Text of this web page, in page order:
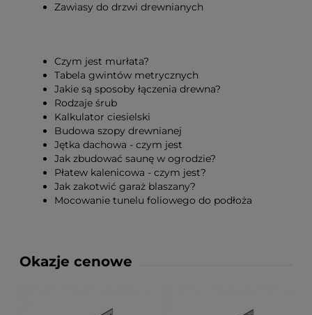
Zawiasy do drzwi drewnianych
Czym jest murłata?
Tabela gwintów metrycznych
Jakie są sposoby łączenia drewna?
Rodzaje śrub
Kalkulator ciesielski
Budowa szopy drewnianej
Jętka dachowa - czym jest
Jak zbudować saunę w ogrodzie?
Płatew kalenicowa - czym jest?
Jak zakotwić garaż blaszany?
Mocowanie tunelu foliowego do podłoża
Okazje cenowe